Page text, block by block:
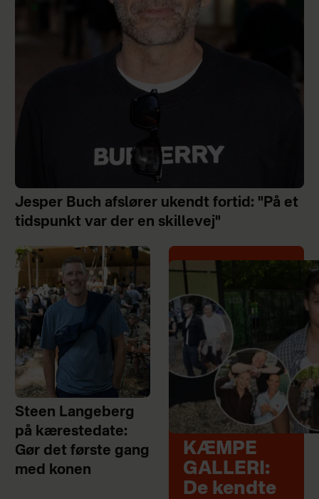
Jesper Buch afslører ukendt fortid: "På et
tidspunkt var der en skillevej"
Steen Langeberg
på kærestedate:
Gør det første gang
med konen
KÆMPE
GALLERI:
De kendte